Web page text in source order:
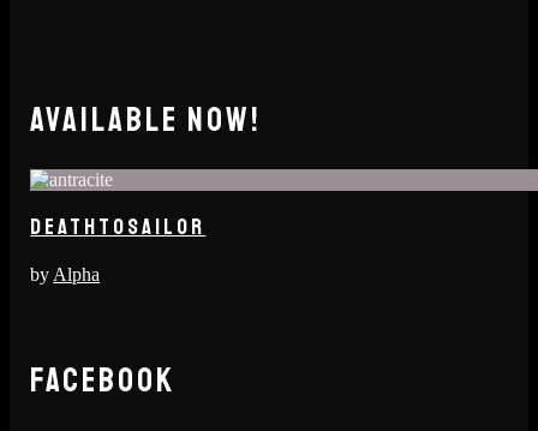
AVAILABLE NOW!
DEATHTOSAILOR
by Alpha
FACEBOOK